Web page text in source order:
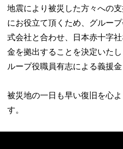
地震により被災した方々への
にお役立て頂くため、グルー
式会社と合わせ、日本赤十字
金を拠出することを決定いた
ループ役職員有志による義援金
被災地の一日も早い復旧を心
す。